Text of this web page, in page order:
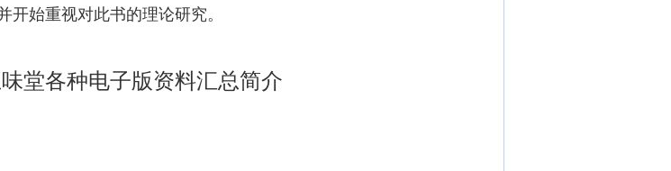
始重视对此书的理论研究。
味堂各种电子版资料汇总简介